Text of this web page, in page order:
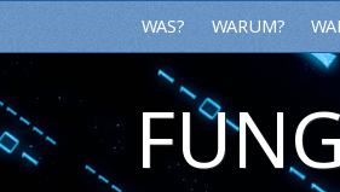
WAS? WARUM?